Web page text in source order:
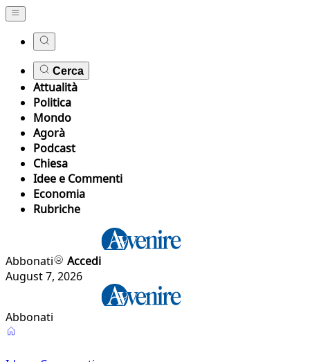
Cerca
Attualità
Politica
Mondo
Agorà
Podcast
Chiesa
Idee e Commenti
Economia
Rubriche
Abbonati
Accedi
August 7, 2026
Abbonati